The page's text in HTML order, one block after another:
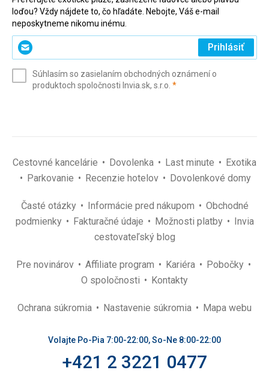
loďou? Vždy nájdete to, čo hľadáte. Nebojte, Váš e-mail
neposkytneme nikomu inému.
Zadajte
svoj
(povinné)
Prihlásiť
Súhlasím so zasielaním obchodných oznámení o
produktoch spoločnosti Invia.sk, s.r.o. *(povinné)
Cestovné kancelárie Dovolenka Last minute
Exotika
Parkovanie
Recenzie hotelov Dovolenkové domy
Časté otázky Informácie pred nákupom
Obchodné
podmienky
Fakturačné údaje Možnosti platby
Invia
cestovateľský blog
Pre novinárov Affiliate program Kariéra
Pobočky
O spoločnosti
Kontakty
Ochrana súkromia Nastavenie súkromia Mapa webu
Volajte Po-Pia 7:00-22:00, So-Ne 8:00-22:00
+421 2 3221 0477